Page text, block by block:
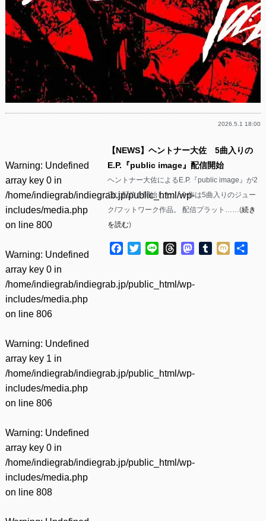
2026.5.1 18:00
Warning: Undefined
array key 0 in
/home/indiegrab/indiegrab.jp/public_html/wp-
includes/media.php
on line 800
Warning: Undefined
array key 0 in
/home/indiegrab/indiegrab.jp/public_html/wp-
includes/media.php
on line 806
Warning: Undefined
array key 1 in
/home/indiegrab/indiegrab.jp/public_html/wp-
includes/media.php
on line 806
Warning: Undefined
array key 0 in
/home/indiegrab/indiegrab.jp/public_html/wp-
includes/media.php
on line 808
【NEWS】ヘントナー大佐 5曲入りの
E.P.『public image』配信開始
ヘントナー大佐によるE.P.『public image』が2
日に配信を開始した。 今作は5曲入りのジュー
ク/フットワーク作品。 配信プラット……(続き
を読む)
Facebook
TwitterLine ThreadsMastodon
Tumblr
Mixi